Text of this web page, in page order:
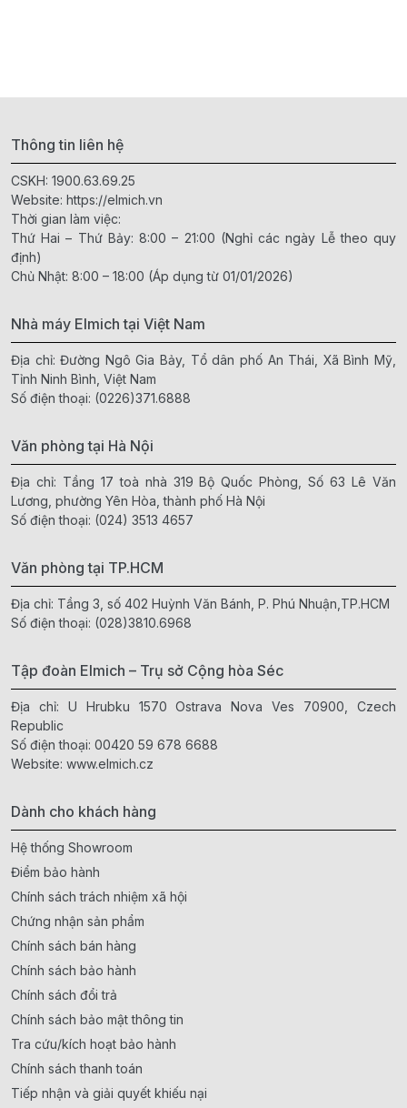
Thông tin liên hệ
CSKH: 1900.63.69.25
Website: https://elmich.vn
Thời gian làm việc:
Thứ Hai – Thứ Bảy: 8:00 – 21:00 (Nghỉ các ngày Lễ theo quy
định)
Chủ Nhật: 8:00 – 18:00 (Áp dụng từ 01/01/2026)
Nhà máy Elmich tại Việt Nam
Địa chỉ: Đường Ngô Gia Bảy, Tổ dân phố An Thái, Xã Bình Mỹ,
Tỉnh Ninh Bình, Việt Nam
Số điện thoại: (0226)371.6888
Văn phòng tại Hà Nội
Địa chỉ: Tầng 17 toà nhà 319 Bộ Quốc Phòng, Số 63 Lê Văn
Lương, phường Yên Hòa, thành phố Hà Nội
Số điện thoại: (024) 3513 4657
Văn phòng tại TP.HCM
Địa chỉ: Tầng 3, số 402 Huỳnh Văn Bánh, P. Phú Nhuận,TP.HCM
Số điện thoại: (028)3810.6968
Tập đoàn Elmich – Trụ sở Cộng hòa Séc
Địa chỉ: U Hrubku 1570 Ostrava Nova Ves 70900, Czech
Republic
Số điện thoại: 00420 59 678 6688
Website: www.elmich.cz
Dành cho khách hàng
Hệ thống Showroom
Điểm bảo hành
Chính sách trách nhiệm xã hội
Chứng nhận sản phẩm
Chính sách bán hàng
Chính sách bảo hành
Chính sách đổi trả
Chính sách bảo mật thông tin
Tra cứu/kích hoạt bảo hành
Chính sách thanh toán
Tiếp nhận và giải quyết khiếu nại